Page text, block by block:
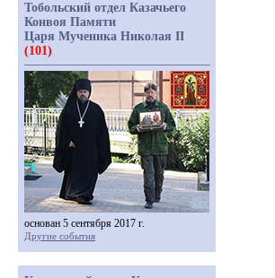
Тобольский отдел Казачьего
Конвоя Памяти
Царя Мученика Николая II
(101)
основан 5 сентября 2017 г.
Другие события